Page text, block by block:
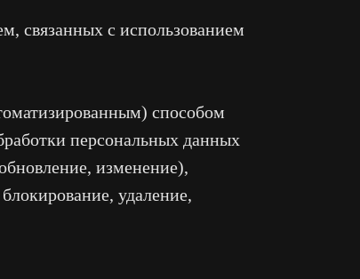
связанных с использованием
способом
персональных данных
изменение),
удаление,